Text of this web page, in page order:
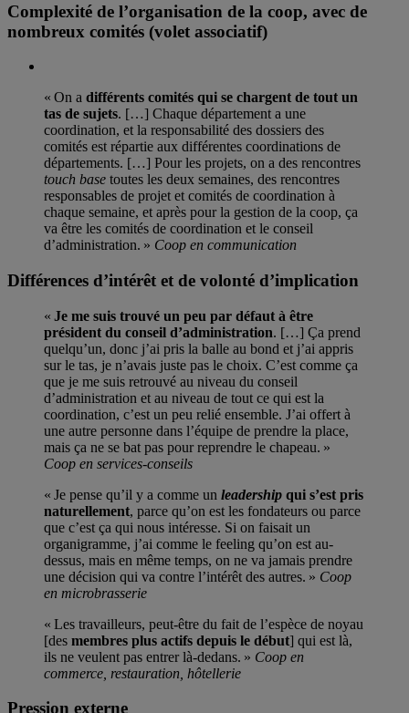
Complexité de l’organisation de la coop, avec de
nombreux comités (volet associatif)
« On a différents comités qui se chargent de tout un
tas de sujets. […] Chaque département a une
coordination, et la responsabilité des dossiers des
comités est répartie aux différentes coordinations de
départements. […] Pour les projets, on a des rencontres
touch base toutes les deux semaines, des rencontres
responsables de projet et comités de coordination à
chaque semaine, et après pour la gestion de la coop, ça
va être les comités de coordination et le conseil
d’administration. » Coop en communication
Différences d’intérêt et de volonté d’implication
« Je me suis trouvé un peu par défaut à être
président du conseil d’administration. […] Ça prend
quelqu’un, donc j’ai pris la balle au bond et j’ai appris
sur le tas, je n’avais juste pas le choix. C’est comme ça
que je me suis retrouvé au niveau du conseil
d’administration et au niveau de tout ce qui est la
coordination, c’est un peu relié ensemble. J’ai offert à
une autre personne dans l’équipe de prendre la place,
mais ça ne se bat pas pour reprendre le chapeau. »
Coop en services-conseils
« Je pense qu’il y a comme un leadership qui s’est pris
naturellement, parce qu’on est les fondateurs ou parce
que c’est ça qui nous intéresse. Si on faisait un
organigramme, j’ai comme le feeling qu’on est au-
dessus, mais en même temps, on ne va jamais prendre
une décision qui va contre l’intérêt des autres. » Coop
en microbrasserie
« Les travailleurs, peut-être du fait de l’espèce de noyau
[des membres plus actifs depuis le début] qui est là,
ils ne veulent pas entrer là-dedans. » Coop en
commerce, restauration, hôtellerie
Pression externe